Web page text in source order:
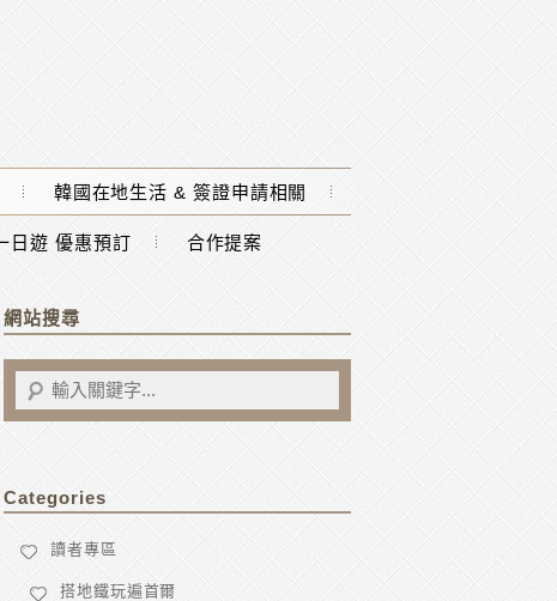
韓國在地生活 & 簽證申請相關
日遊 優惠預訂 合作提案
網站搜尋
Categories
讀者專區
搭地鐵玩遍首爾